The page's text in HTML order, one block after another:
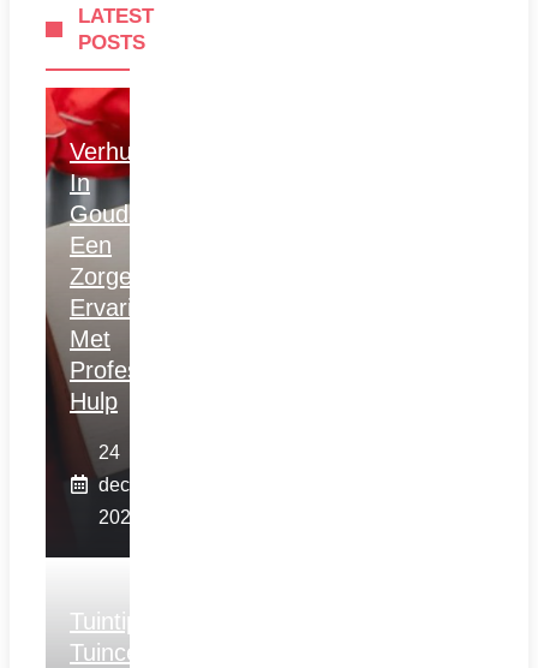
LATEST
POSTS
Verhuizen
In
Gouda:
Een
Zorgeloze
Ervaring
Met
Professionele
Hulp
24
december
2025
Tuintips
Tuincentrum